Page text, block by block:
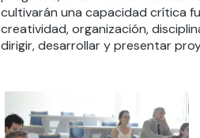
cultivarán una capacidad crítica
creatividad, organización,
dirigir, desarrollar y presentar